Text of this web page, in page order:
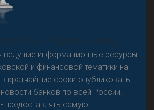
России» – группа компаний,
информационные ресурсы
и финансовой тематики на
кратчайшие сроки опубликовать
банков по всей России.
предоставлять самую